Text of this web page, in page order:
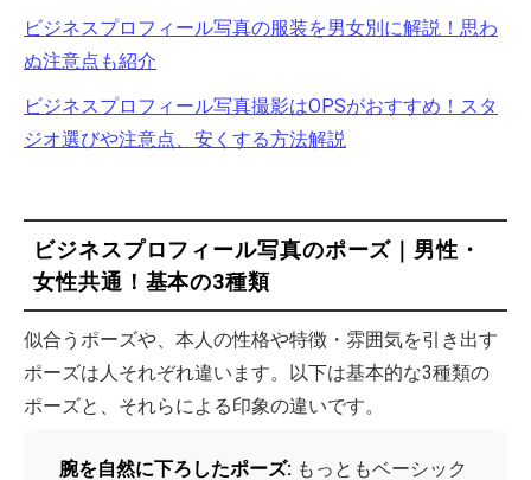
ビジネスプロフィール写真の服装を男女別に解説！思わ
ぬ注意点も紹介
ビジネスプロフィール写真撮影はOPSがおすすめ！スタ
ジオ選びや注意点、安くする方法解説
ビジネスプロフィール写真のポーズ｜男性・
女性共通！基本の3種類
似合うポーズや、本人の性格や特徴・雰囲気を引き出す
ポーズは人それぞれ違います。以下は基本的な3種類の
ポーズと、それらによる印象の違いです。
腕を自然に下ろしたポーズ: もっともベーシック